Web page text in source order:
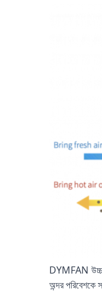
DYMFAN উচ্চ
অন্দর